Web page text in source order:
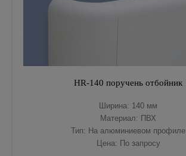
HR-140 поручень отбойник
Ширина: 140 мм
Материал: ПВХ
Тип: На алюминиевом профиле
Цена: По запросу